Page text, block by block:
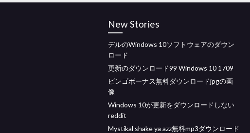
New Stories
デルのWindows 10ソフトウェアのダウン
ロード
更新のダウンロード99 Windows 10 1709
ビンゴボーナス無料ダウンロードjpgの画
像
Windows 10が更新をダウンロードしない
reddit
Mystikal shake ya azz無料mp3ダウンロード